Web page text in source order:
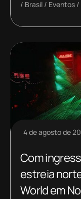
Brasil Eventos
4 de agosto de
Com
estreia
World em